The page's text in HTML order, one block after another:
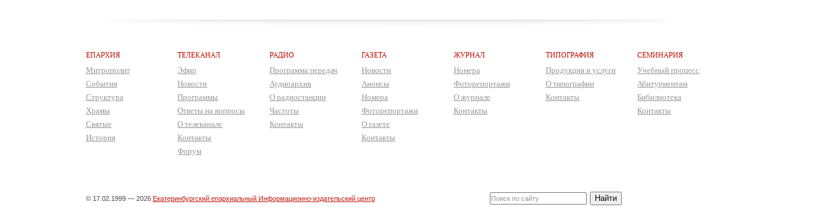
ЕПАРХИЯ
Митрополит
События
Структура
Храмы
Святые
История
ТЕЛЕКАНАЛ
Эфир
Новости
Программы
Ответы на вопросы
О телеканале
Контакты
Форум
РАДИО
Программа передач
Аудиоархив
О радиостанции
Частоты
Контакты
ГАЗЕТА
Новости
Анонсы
Номера
Фоторепортажи
О газете
Контакты
ЖУРНАЛ
Номера
Фоторепортажи
О журнале
Контакты
ТИПОГРАФИЯ
Продукция и услуги
О типографии
Контакты
СЕМИНАРИЯ
Учебный процесс
Абитуриентам
Бибилиотека
Контакты
© 17.02.1999 — 2026 Екатеринбургский епархиальный Информационно-издательский центр Найти